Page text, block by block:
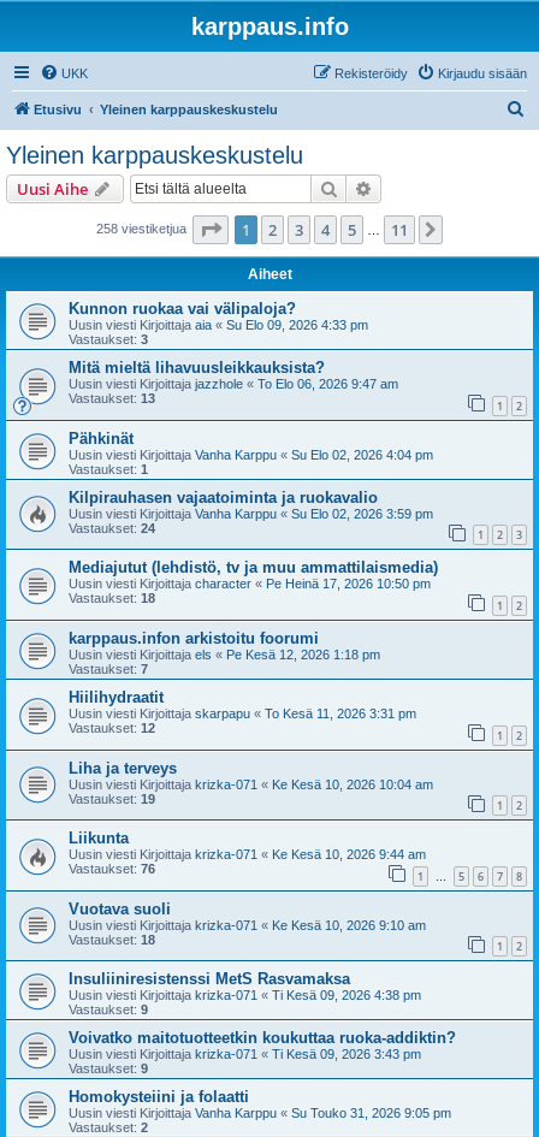
karppaus.info
UKK Kirjaudu sisään
Rekisteröidy
Etusivu Yleinen karppauskeskustelu
Yleinen karppauskeskustelu
Uusi Aihe Etsi
258 viestiketjua Sivu /11
1 2 3 4 5 11
Aiheet
Kunnon ruokaa vai välipaloja?
Uusin viesti Kirjoittaja aia « Su Elo 09, 2026 4:33 pm
Vastaukset: 3
Mitä mieltä lihavuusleikkauksista?
Uusin viesti Kirjoittaja jazzhole « To Elo 06, 2026 9:47 am
Vastaukset: 13 1 2
Pähkinät
Uusin viesti Kirjoittaja Vanha Karppu « Su Elo 02, 2026 4:04 pm
Vastaukset: 1
Kilpirauhasen vajaatoiminta ja ruokavalio
Uusin viesti Kirjoittaja Vanha Karppu « Su Elo 02, 2026 3:59 pm
Vastaukset: 24 1 2 3
Mediajutut (lehdistö, tv ja muu ammattilaismedia)
Uusin viesti Kirjoittaja character « Pe Heinä 17, 2026 10:50 pm
Vastaukset: 18 1 2
karppaus.infon arkistoitu foorumi
Uusin viesti Kirjoittaja els « Pe Kesä 12, 2026 1:18 pm
Vastaukset: 7
Hiilihydraatit
Uusin viesti Kirjoittaja skarpapu « To Kesä 11, 2026 3:31 pm
Vastaukset: 12 1 2
Liha ja terveys
Uusin viesti Kirjoittaja krizka-071 « Ke Kesä 10, 2026 10:04 am
Vastaukset: 19 1 2
Liikunta
Uusin viesti Kirjoittaja krizka-071 « Ke Kesä 10, 2026 9:44 am
Vastaukset: 76 1 … 5 6 7 8
Vuotava suoli
Uusin viesti Kirjoittaja krizka-071 « Ke Kesä 10, 2026 9:10 am
Vastaukset: 18 1 2
Insuliiniresistenssi MetS Rasvamaksa
Uusin viesti Kirjoittaja krizka-071 « Ti Kesä 09, 2026 4:38 pm
Vastaukset: 9
Voivatko maitotuotteetkin koukuttaa ruoka-addiktin?
Uusin viesti Kirjoittaja krizka-071 « Ti Kesä 09, 2026 3:43 pm
Vastaukset: 9
Homokysteiini ja folaatti
Uusin viesti Kirjoittaja Vanha Karppu « Su Touko 31, 2026 9:05 pm
Vastaukset: 2